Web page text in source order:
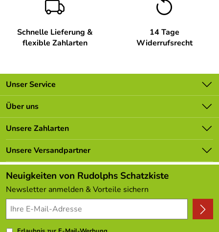
Schnelle Lieferung &
flexible Zahlarten
14 Tage
Widerrufsrecht
Unser Service
Kontakt
Batterieverordnung
Newsletter
Lieferbedingungen
Kundenlogin
Über uns
Unsere Bestseller
Marken
Neu
Angebote
Kundenbewertungen (308)
4,9/5*****
Unsere Zahlarten
Unsere Versandpartner
Neuigkeiten von Rudolphs Schatzkiste
Newsletter anmelden & Vorteile sichern